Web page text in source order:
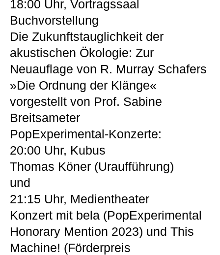
18:00 Uhr, Vortragssaal
Buchvorstellung
Die Zukunftstauglichkeit der
akustischen Ökologie: Zur
Neuauflage von R. Murray Schafers
»Die Ordnung der Klänge«
vorgestellt von Prof. Sabine
Breitsameter
PopExperimental-Konzerte:
20:00 Uhr, Kubus
Thomas Köner (Uraufführung)
und
21:15 Uhr, Medientheater
Konzert mit bela (PopExperimental
Honorary Mention 2023) und This
Machine! (Förderpreis